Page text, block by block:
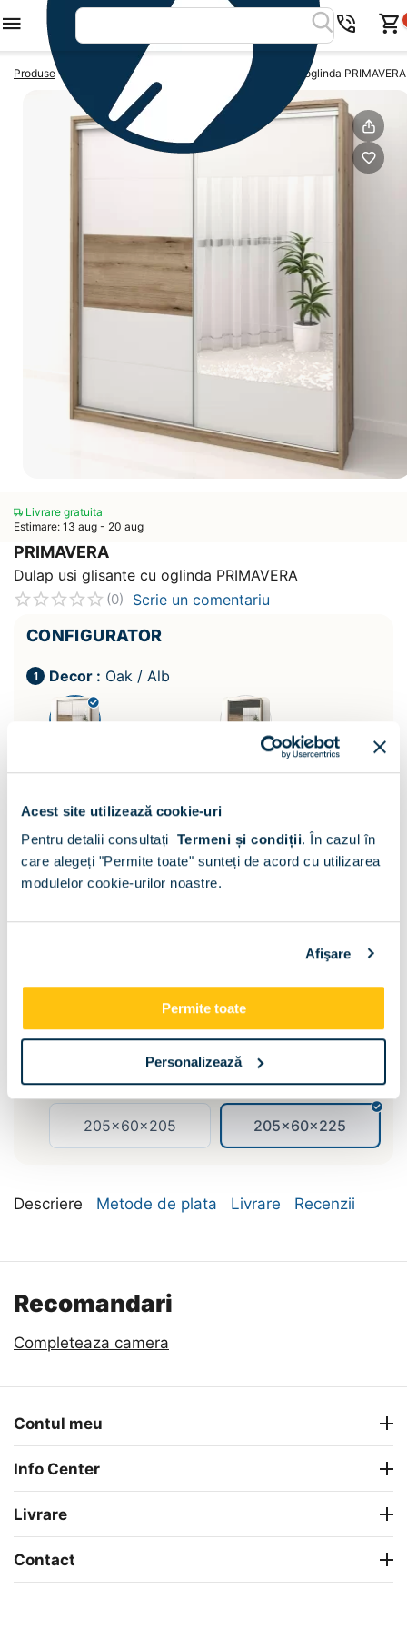
Acest site utilizează cookie-uri
Pentru detalii consultați Termeni și condiții. În cazul în
care alegeți "Permite toate" sunteți de acord cu utilizarea
modulelor cookie-urilor noastre.
Afişare
Permite toate
Personalizează
Produse Dulapuri usi glisante Dulap usi glisante cu oglinda PRIMAVERA
Livrare gratuita
Estimare: 13 aug - 20 aug
PRIMAVERA
Dulap usi glisante cu oglinda PRIMAVERA
(0) Scrie un comentariu
CONFIGURATOR
Decor : Oak / Alb
Sertare :
155x60x205
185x60x205 185x60x225
205x60x205 205x60x225
Descriere Metode de plata Livrare Recenzii
Recomandari
Completeaza camera
Contul meu
Info Center
Livrare
Contact